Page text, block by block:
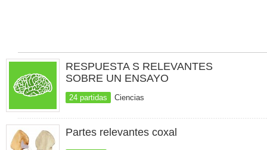
RESPUESTA S RELEVANTES
SOBRE UN ENSAYO
24 partidas Ciencias
Partes relevantes coxal